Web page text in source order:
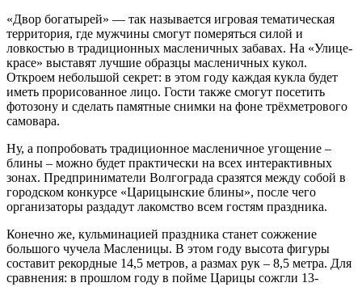
«Двор богатырей» — так называется игровая тематическая
территория, где мужчины смогут померяться силой и
ловкостью в традиционных масленичных забавах. На «Улице-
красе» выставят лучшие образцы масленичных кукол.
Откроем небольшой секрет: в этом году каждая кукла будет
иметь прорисованное лицо. Гости также смогут посетить
фотозону и сделать памятные снимки на фоне трёхметрового
самовара.
Ну, а попробовать традиционное масленичное угощение –
блины – можно будет практически на всех интерактивных
зонах. Предприниматели Волгограда сразятся между собой в
городском конкурсе «Царицынские блины», после чего
организаторы раздадут лакомство всем гостям праздника.
Конечно же, кульминацией праздника станет сожжение
большого чучела Масленицы. В этом году высота фигуры
составит рекордные 14,5 метров, а размах рук – 8,5 метра. Для
сравнения: в прошлом году в пойме Царицы сожгли 13-